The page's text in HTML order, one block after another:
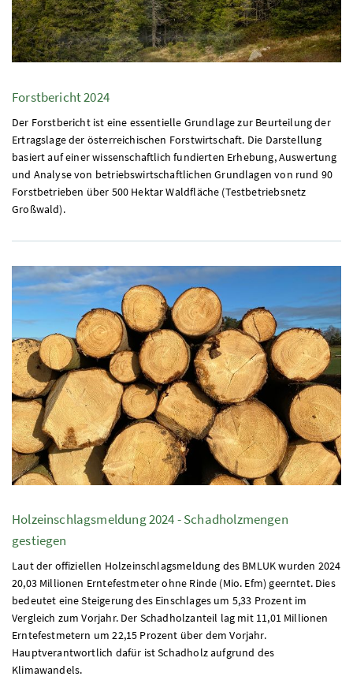
Forstbericht 2024
Der Forstbericht ist eine essentielle Grundlage zur Beurteilung der
Ertragslage der österreichischen Forstwirtschaft. Die Darstellung
basiert auf einer wissenschaftlich fundierten Erhebung, Auswertung
und Analyse von betriebswirtschaftlichen Grundlagen von rund 90
Forstbetrieben über 500 Hektar Waldfläche (Testbetriebsnetz
Großwald).
Holzeinschlagsmeldung 2024 - Schadholzmengen
gestiegen
Laut der offiziellen Holzeinschlagsmeldung des BMLUKwurden 2024
20,03 Millionen Erntefestmeter ohne Rinde (Mio. Efm) geerntet. Dies
bedeutet eine Steigerung des Einschlages um 5,33 Prozent im
Vergleich zum Vorjahr. Der Schadholzanteil lag mit 11,01 Millionen
Erntefestmetern um 22,15 Prozent über dem Vorjahr.
Hauptverantwortlich dafür ist Schadholz aufgrund des
Klimawandels.